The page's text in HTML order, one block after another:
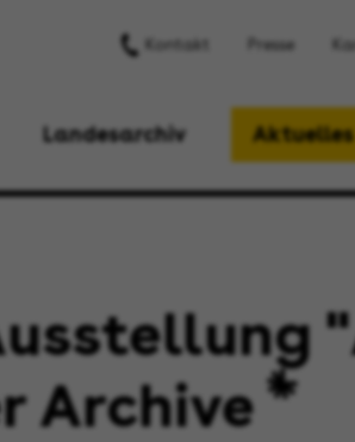
Kontakt Presse
Landesarchiv Aktuelles
Archive